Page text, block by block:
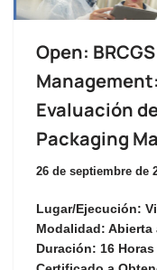
Open:
Evaluación
Packaging
26 de septiembre de
Lugar/Ejecución:
Modalidad: Abierta
Duración: 16